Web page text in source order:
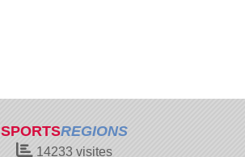
SPORTSREGIONS
14233visites